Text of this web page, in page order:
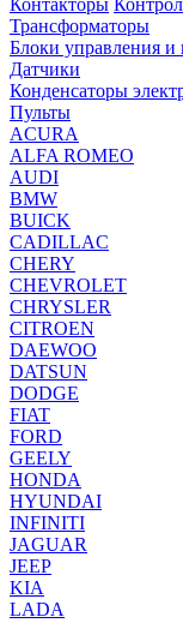
Контакторы
Трансформаторы
Блоки управления и
Датчики
Конденсаторы
Пульты
ACURA
ALFA ROMEO
AUDI
BMW
BUICK
CADILLAC
CHERY
CHEVROLET
CHRYSLER
CITROEN
DAEWOO
DATSUN
DODGE
FIAT
FORD
GEELY
HONDA
HYUNDAI
INFINITI
JAGUAR
JEEP
KIA
LADA